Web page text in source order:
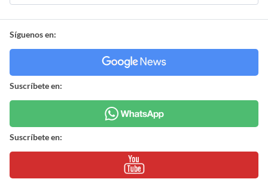
Síguenos en:
Suscríbete en:
Suscríbete en: